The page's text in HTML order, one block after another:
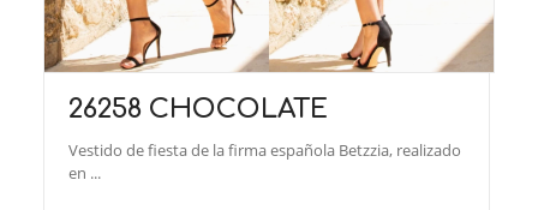
26258 CHOCOLATE
Vestido de fiesta de la firma española Betzzia, realizado
en ...